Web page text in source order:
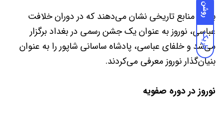
روشن
تاریک
برخی منابع تاریخی نشان می‌دهند که در دوران خلافت
عباسی، نوروز به عنوان یک جشن رسمی در بغداد برگزار
می‌شد و خلفای عباسی، پادشاه ساسانی شاپور را به عنوان
بنیان‌گذار نوروز معرفی می‌کردند.
نوروز در دوره صفویه